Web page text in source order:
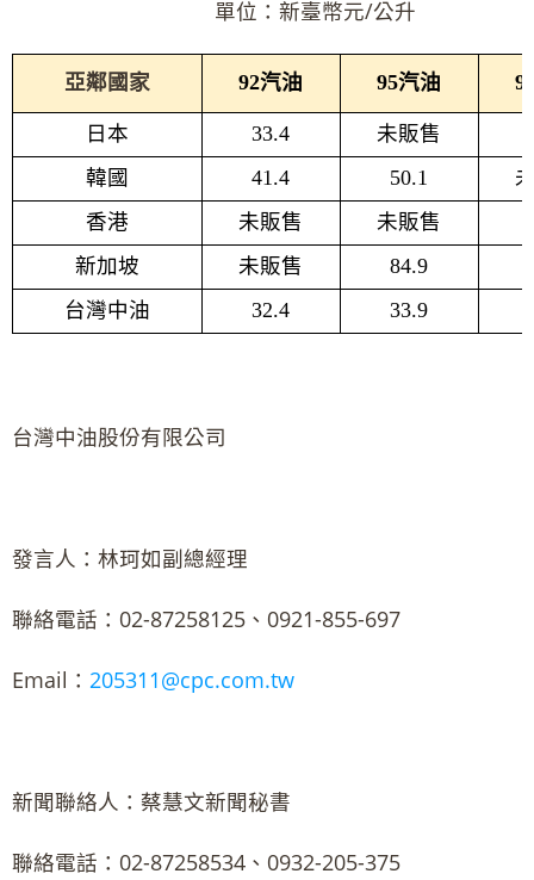
單位：新臺幣元/公升
亞鄰國家 92汽油 95汽油
日本 33.4 未販售
韓國
41.4 50.1
香港
未販售 未販售
新加坡
未販售 84.9
台灣中油
32.4 33.9
台灣中油股份有限公司
發言人：林珂如副總經理
聯絡電話：02-87258125、0921-855-697
Email： 205311@cpc.com.tw
新聞聯絡人：蔡慧文新聞秘書
聯絡電話：02-87258534、0932-205-375